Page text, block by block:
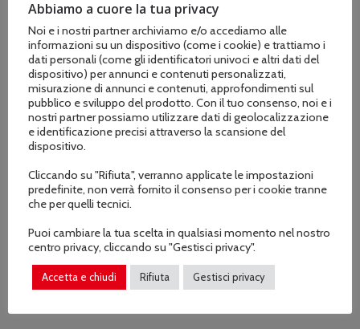
Potenza: 6,2 kW
Peso: 12,8 kg
Livello di potenza sonora: 114 dB(A)
Valore di vibrazione sinistra/destra:
7,0/3,9 m/s²
Profondità di taglio massima: 145 mm
Abbiamo a cuore la tua privacy
Noi e i nostri partner archiviamo e/o accediamo alle
informazioni su un dispositivo (come i cookie) e trattiamo i
dati personali (come gli identificatori univoci e altri dati del
dispositivo) per annunci e contenuti personalizzati,
misurazione di annunci e contenuti, approfondimenti sul
pubblico e sviluppo del prodotto. Con il tuo consenso, noi e i
nostri partner possiamo utilizzare dati di geolocalizzazione
e identificazione precisi attraverso la scansione del
dispositivo.
Cliccando su "Rifiuta", verranno applicate le impostazioni
predefinite, non verrà fornito il consenso per i cookie tranne
che per quelli tecnici.
Puoi cambiare la tua scelta in qualsiasi momento nel nostro
centro privacy, cliccando su "Gestisci privacy".
Accetta e chiudi Rifiuta Gestisci privacy